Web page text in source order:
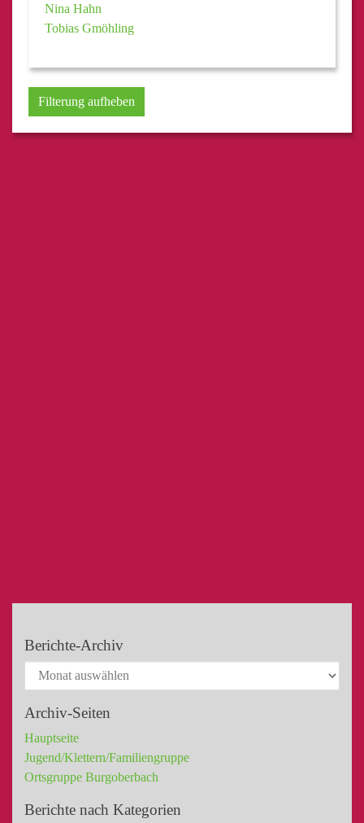
Nina Hahn
Tobias Gmöhling
Filterung aufheben
Berichte-Archiv
Archiv-Seiten
Hauptseite
Jugend/Klettern/Familiengruppe
Ortsgruppe Burgoberbach
Berichte nach Kategorien